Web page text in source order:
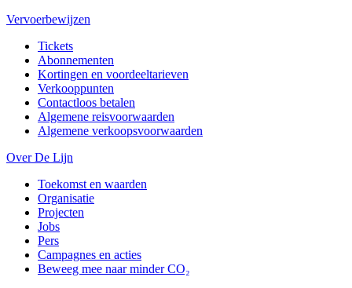
Vervoerbewijzen
Tickets
Abonnementen
Kortingen en voordeeltarieven
Verkooppunten
Contactloos betalen
Algemene reisvoorwaarden
Algemene verkoopsvoorwaarden
Over De Lijn
Toekomst en waarden
Organisatie
Projecten
Jobs
Pers
Campagnes en acties
Beweeg mee naar minder CO₂